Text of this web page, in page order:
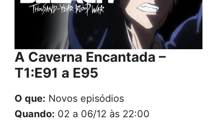
A Caverna Encantada –
T1:E91 a E95
O que: Novos episódios
Quando: 02 a 06/12 às 22:00